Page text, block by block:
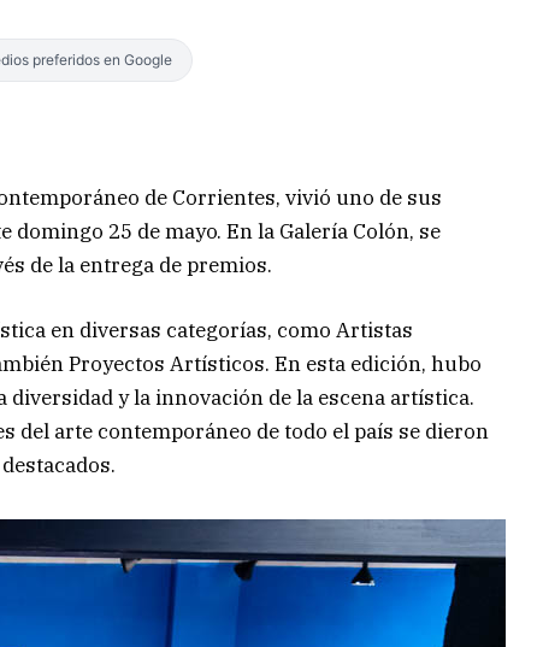
preferidos en Google
de Corrientes, vivió uno de sus
25 de mayo. En la Galería Colón, se
de la entrega de premios.
en diversas categorías, como Artistas
Proyectos Artísticos. En esta edición, hubo
y la innovación de la escena artística.
del arte contemporáneo de todo el país se dieron